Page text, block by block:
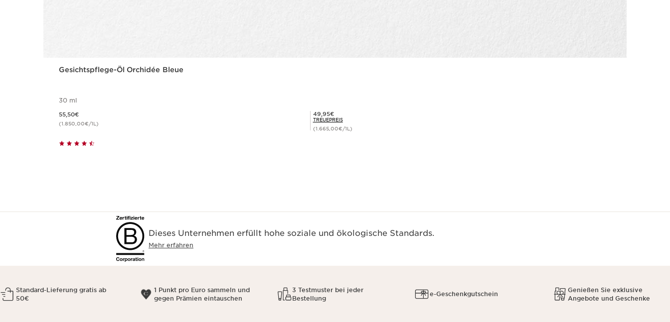
Gesichtspflege-Öl Orchidée Bleue
30 ml
55,50€
(1.850,00€/1L)
Mitgliederpreis 49,95€
49,95€
TREUEPREIS
(1.665,00€/1L)
Dieses Unternehmen erfüllt hohe soziale und ökologische Standards.
Mehr erfahren
Standard-Lieferung gratis ab
50€
1 Punkt pro Euro sammeln und
gegen Prämien eintauschen
3 Testmuster bei jeder
Bestellung
e-Geschenkgutschein
Genießen Sie exklusive
Angebote und Geschenke